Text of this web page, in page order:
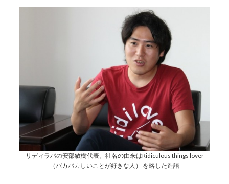
リディラバの安部敏樹代表。社名の由来はRidiculous things lover
（バカバカしいことが好きな人） を略した造語